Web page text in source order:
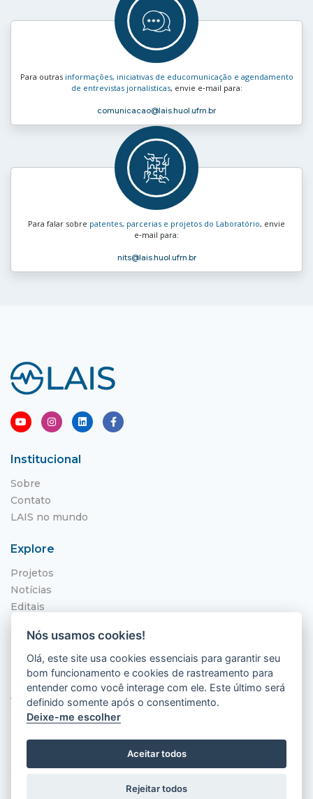
Para outras informações, iniciativas de educomunicação e agendamento
de entrevistas jornalísticas, envie e‑mail para:
comunicacao@lais.huol.ufrn.br
Para falar sobre patentes, parcerias e projetos do Laboratório, envie
e‑mail para:
nits@lais.huol.ufrn.br
Institucional
Sobre
Contato
LAIS no mundo
Explore
Projetos
Notícias
Editais
Localização
Hospital Universitário Onofre Lopes - HUOL
Av. Nilo Peçanha, 620 - Petrópolis
Natal - RN, 59012-300
2026 © LAIS (HUOL). Todos os direitos
Nós usamos cookies!
Olá, este site usa cookies essenciais para garantir seu
bom funcionamento e cookies de rastreamento para
entender como você interage com ele. Este último será
definido somente após o consentimento.
Deixe-me escolher
Aceitar todos
Rejeitar todos